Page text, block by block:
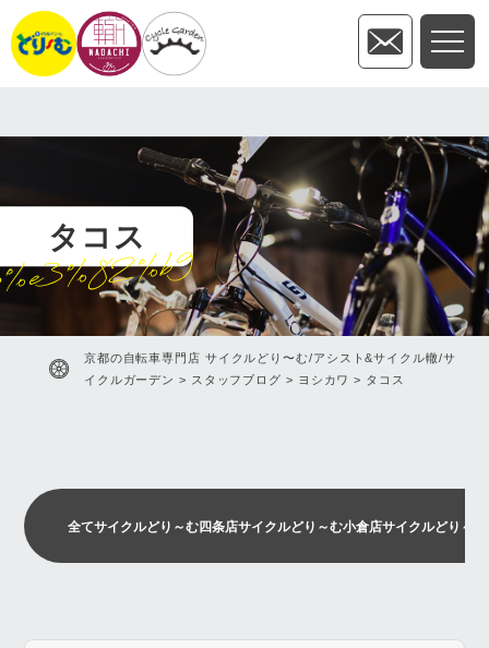
タコス
京都の自転車専門店 サイクルどり〜む/アシスト&サイクル轍/サ
イクルガーデン > スタッフブログ > ヨシカワ > タコス
全てサイクルどり～む四条店サイクルどり～む小倉店サイクルどり～